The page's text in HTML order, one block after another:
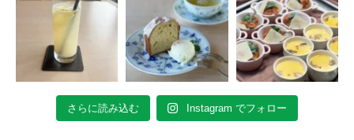
さらに読み込む Instagram でフォロー